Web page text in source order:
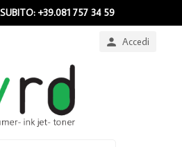
+39.081 757 34 59
 Accedi